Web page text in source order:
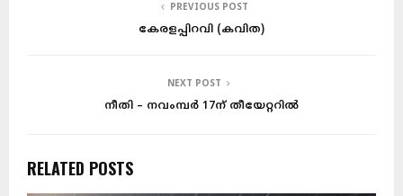
PREVIOUS POST
കേരളപ്പിറവി (കവിത)
NEXT POST
നീതി – നവംമ്പർ 17ന് തീയേറ്ററിൽ
RELATED POSTS